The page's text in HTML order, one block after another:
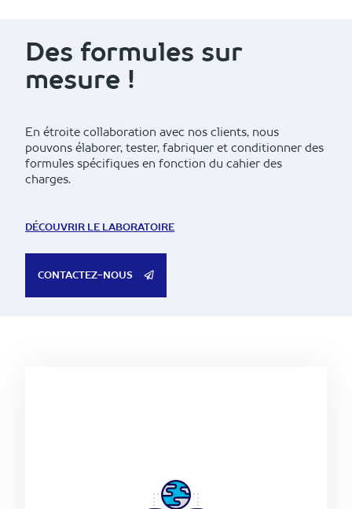
Des formules sur
mesure !
En étroite collaboration avec nos clients, nous
pouvons élaborer, tester, fabriquer et conditionner des
formules spécifiques en fonction du cahier des
charges.
DÉCOUVRIR LE LABORATOIRE
CONTACTEZ-NOUS